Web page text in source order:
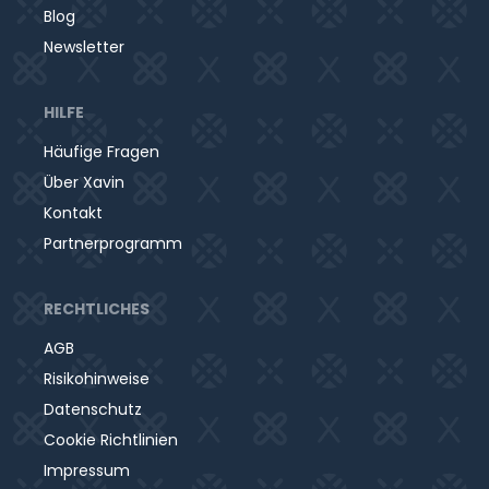
Außerdem gehört zum Schubert KinderCampus ein
großzügiges Außengelände mit viel Grün. Auch
littlebigFuture.
Blog
Newsletter
HILFE
Häufige Fragen
Über Xavin
Kontakt
Partnerprogramm
RECHTLICHES
AGB
Risikohinweise
Datenschutz
Cookie Richtlinien
Impressum